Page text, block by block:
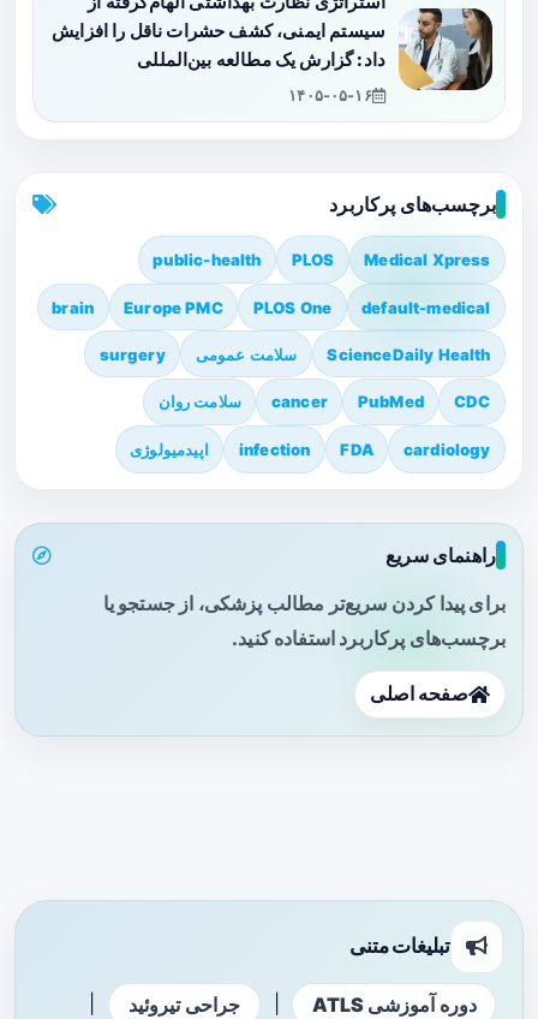
سیستم ایمنی، کشف حشرات ناقل را افزایش
داد: گزارش یک مطالعه بین‌المللی
۱۴۰۵-۰۵-۱۶
برچسب‌های پرکاربرد
Medical Xpress
PLOS
public-health
default-medical
PLOS One
Europe PMC
brain
ScienceDaily Health سلامت عمومی surgery
CDC
PubMed
cancer سلامت روان
cardiology
FDA
infection اپیدمیولوژی
راهنمای سریع
برای پیدا کردن سریع‌تر مطالب پزشکی، از جستجو یا
برچسب‌های پرکاربرد استفاده کنید.
صفحه اصلی
تبلیغات متنی
دوره آموزشی ATLS جراحی تیروئید